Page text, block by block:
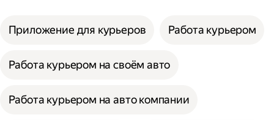
Приложение для курьеров Работа курьером
Работа курьером на своём авто
Работа курьером на авто компании